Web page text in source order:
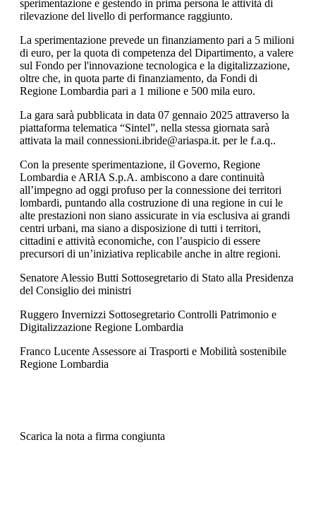
sperimentazione e gestendo in prima persona le attività di
rilevazione del livello di performance raggiunto.
La sperimentazione prevede un finanziamento pari a 5 milioni
di euro, per la quota di competenza del Dipartimento, a valere
sul Fondo per l'innovazione tecnologica e la digitalizzazione,
oltre che, in quota parte di finanziamento, da Fondi di
Regione Lombardia pari a 1 milione e 500 mila euro.
La gara sarà pubblicata in data 07 gennaio 2025 attraverso la
piattaforma telematica “Sintel”, nella stessa giornata sarà
attivata la mail connessioni.ibride@ariaspa.it. per le f.a.q..
Con la presente sperimentazione, il Governo, Regione
Lombardia e ARIA S.p.A. ambiscono a dare continuità
all’impegno ad oggi profuso per la connessione dei territori
lombardi, puntando alla costruzione di una regione in cui le
alte prestazioni non siano assicurate in via esclusiva ai grandi
centri urbani, ma siano a disposizione di tutti i territori,
cittadini e attività economiche, con l’auspicio di essere
precursori di un’iniziativa replicabile anche in altre regioni.
Senatore Alessio Butti Sottosegretario di Stato alla Presidenza
del Consiglio dei ministri
Ruggero Invernizzi Sottosegretario Controlli Patrimonio e
Digitalizzazione Regione Lombardia
Franco Lucente Assessore ai Trasporti e Mobilità sostenibile
Regione Lombardia
Scarica la nota a firma congiunta